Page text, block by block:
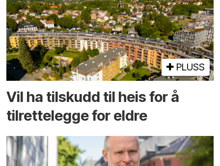
PLUSS
Vil ha tilskudd til heis for å
tilrettelegge for eldre